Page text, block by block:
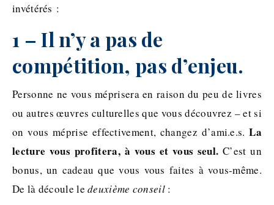
invétérés :
1 – Il n’y a pas de
compétition, pas d’enjeu.
Personne ne vous méprisera en raison du peu de livres
ou autres œuvres culturelles que vous découvrez – et si
on vous méprise effectivement, changez d’ami.e.s.La
lecture vous profitera, à vous et vous seul. C’est un
bonus, un cadeau que vous vous faites à vous-même.
De là découle ledeuxième conseil: